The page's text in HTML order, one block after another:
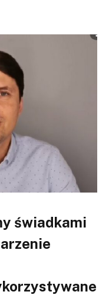
świadkami